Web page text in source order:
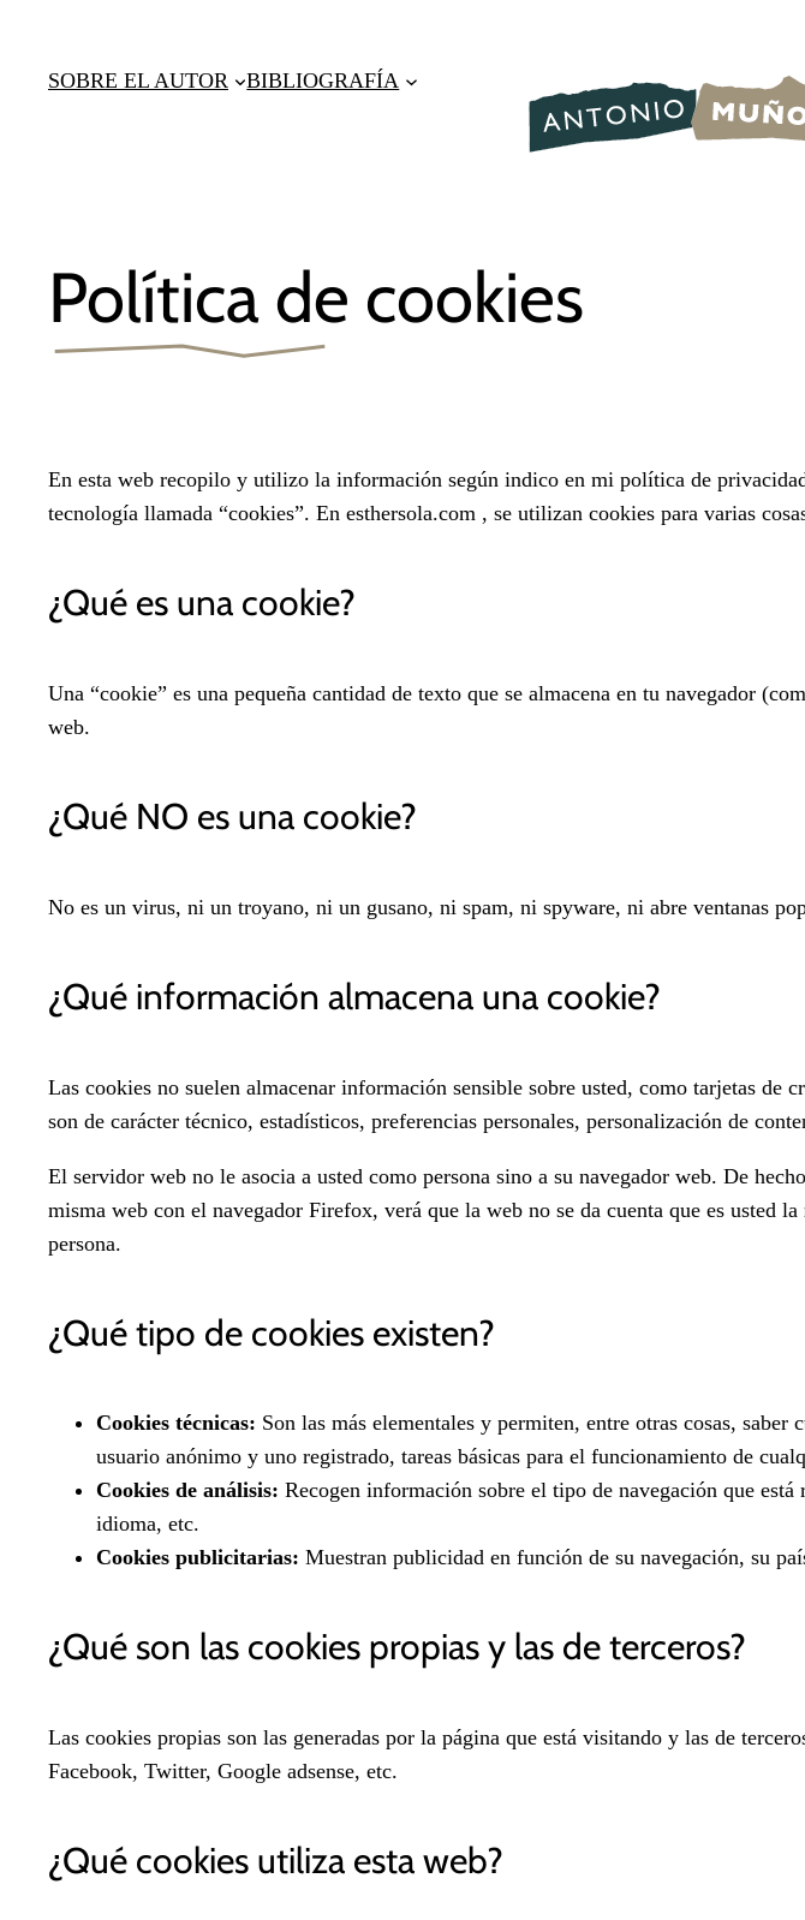
contenido
SOBRE EL AUTOR BIBLIOGRAFÍA
Política de cookies
En esta web recopilo y utilizo la información según indico en mi política de
tecnología llamada “cookies”. En esthersola.com , se utilizan cookies para varias
¿Qué es una cookie?
Una “cookie” es una pequeña cantidad de texto que se almacena en tu navegador
web.
¿Qué NO es una cookie?
No es un virus, ni un troyano, ni un gusano, ni spam, ni spyware, ni abre ventanas
¿Qué información almacena una cookie?
Las cookies no suelen almacenar información sensible sobre usted, como tarjetas
son de carácter técnico, estadísticos, preferencias personales, personalización de
El servidor web no le asocia a usted como persona sino a su navegador web. De
misma web con el navegador Firefox, verá que la web no se da cuenta que es usted
persona.
¿Qué tipo de cookies existen?
Cookies técnicas: Son las más elementales y permiten, entre otras cosas,
usuario anónimo y uno registrado, tareas básicas para el funcionamiento de
Cookies de análisis: Recogen información sobre el tipo de navegación que
idioma, etc.
Cookies publicitarias: Muestran publicidad en función de su navegación, su
¿Qué son las cookies propias y las de terceros?
Las cookies propias son las generadas por la página que está visitando y las de
Facebook, Twitter, Google adsense, etc.
¿Qué cookies utiliza esta web?